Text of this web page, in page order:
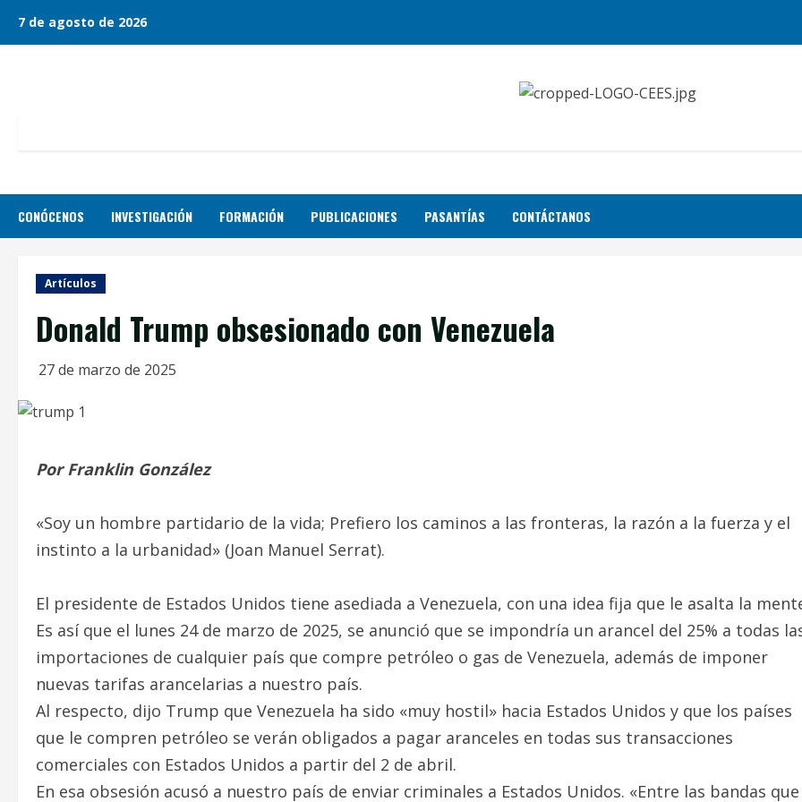
7 de agosto de 2026
CONÓCENOS INVESTIGACIÓN FORMACIÓN PUBLICACIONES PASANTÍAS CONTÁCTANOS
Artículos
Donald Trump obsesionado con Venezuela
27 de marzo de 2025
Por Franklin González
«Soy un hombre partidario de la vida; Prefiero los caminos a las fronteras, la razón a la fuerza y el
instinto a la urbanidad» (Joan Manuel Serrat).
El presidente de Estados Unidos tiene asediada a Venezuela, con una idea fija que le asalta la
Es así que el lunes 24 de marzo de 2025, se anunció que se impondría un arancel del 25% a todas
importaciones de cualquier país que compre petróleo o gas de Venezuela, además de imponer
nuevas tarifas arancelarias a nuestro país.
Al respecto, dijo Trump que Venezuela ha sido «muy hostil» hacia Estados Unidos y que los países
que le compren petróleo se verán obligados a pagar aranceles en todas sus transacciones
comerciales con Estados Unidos a partir del 2 de abril.
En esa obsesión acusó a nuestro país de enviar criminales a Estados Unidos. «Entre las bandas que